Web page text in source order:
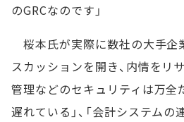
のGRCなのです」
桜本氏が実際に数社の大手企
スカッションを開き、内情をリ
管理などのセキュリティは万全
遅れている」、「会計システムの